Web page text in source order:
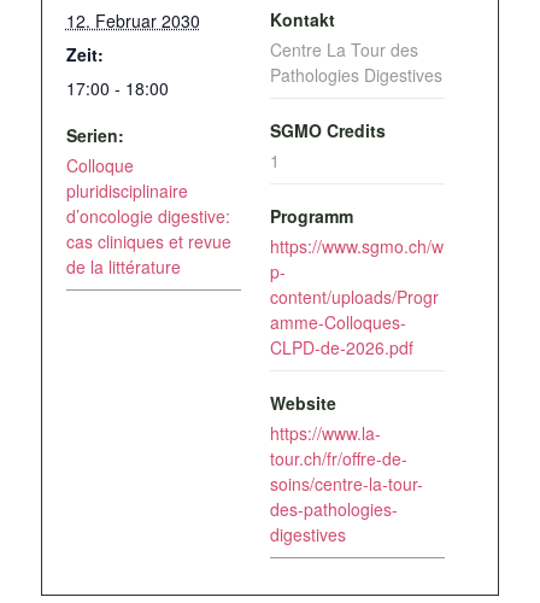
12. Februar 2030
Zeit:
17:00 - 18:00
Serien:
Colloque
pluridisciplinaire
d’oncologie digestive:
cas cliniques et revue
de la littérature
Kontakt
Centre La Tour des
Pathologies Digestives
SGMO Credits
1
Programm
https://www.sgmo.ch/w
p-
content/uploads/Progr
amme-Colloques-
CLPD-de-2026.pdf
Website
https://www.la-
tour.ch/fr/offre-de-
soins/centre-la-tour-
des-pathologies-
digestives